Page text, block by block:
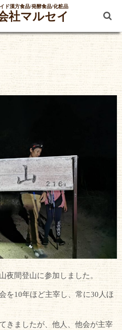
ド漢方食品/発酵食品/化粧品
社マルセイ
夜間登山に参加しました。
を10年ほど主宰し、常に30人ほ
きましたが、他人、他会が主宰